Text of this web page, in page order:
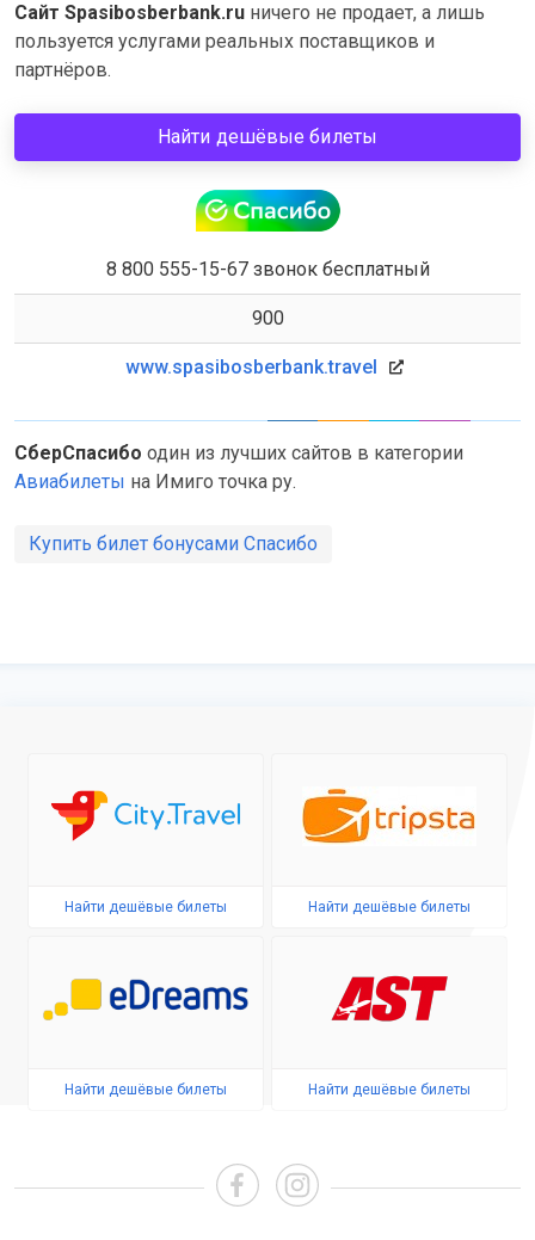
Сайт Spasibosberbank.ru ничего не продает, а лишь
пользуется услугами реальных поставщиков и
партнёров.
Найти дешёвые билеты
8 800 555-15-67 звонок бесплатный
900
www.spasibosberbank.travel
СберСпасибо один из лучших сайтов в категории
Авиабилеты на Имиго точка ру.
Купить билет бонусами Спасибо
Найти дешёвые билеты Найти дешёвые билеты
Найти дешёвые билеты Найти дешёвые билеты